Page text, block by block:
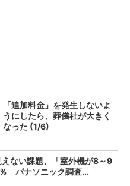
「追加料金」を発生しないよ
うにしたら、葬儀社が大きく
なった (1/6)
ない課題、「室外機が8～9
パナソニック調査...